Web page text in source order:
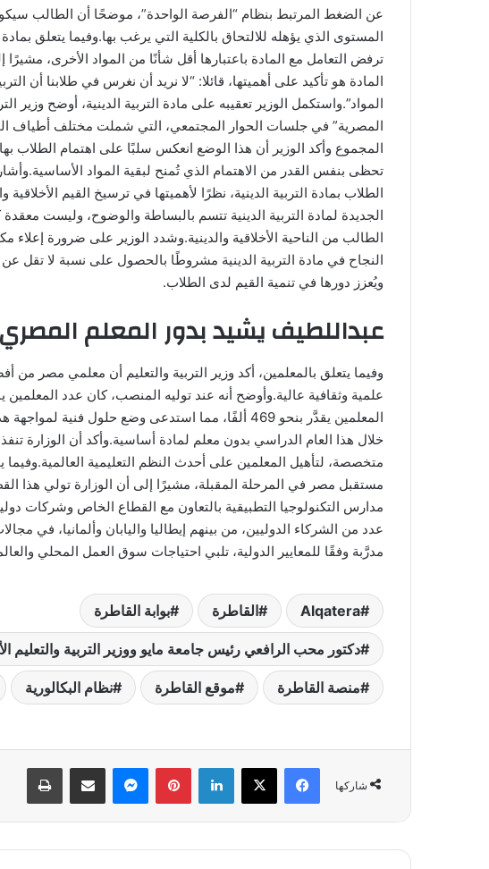
عن الضغط المرتبط بنظام “الفرصة الواحدة”، موضحًا أن الطالب
المستوى الذي يؤهله للالتحاق بالكلية التي يرغب بها.وفيما يتعلق بمادة
المادة هو تأكيد على أهميتها، قائلا: “لا نريد أن نغرس في طلابنا أن
المواد”.واستكمل الوزير تعقيبه على مادة التربية الدينية، أوضح وزير
المصرية” في جلسات الحوار المجتمعي، التي شملت مختلف أطياف
المجموع وأكد الوزير أن هذا الوضع انعكس سلبًا على اهتمام الطلاب بها،
تحظى بنفس القدر من الاهتمام الذي تُمنح لبقية المواد
الطلاب بمادة التربية الدينية، نظرًا لأهميتها في ترسيخ القيم
الجديدة لمادة التربية الدينية تتسم بالبساطة والوضوح، وليست
الطالب من الناحية الأخلاقية والدينية.وشدد الوزير على ضرورة إعلاء
ويُعزز دورها في تنمية القيم لدى الطلاب.
عبداللطيف يشيد بدور المعلم المصري
وفيما يتعلق بالمعلمين، أكد وزير التربية والتعليم أن معلمي مصر
المعلمين يقدَّر بنحو 469 ألفًا، مما استدعى وضع حلول
خلال هذا العام الدراسي بدون معلم لمادة أساسية.وأكد أن الوزارة
متخصصة، لتأهيل المعلمين على أحدث النظم التعليمية العالمية.وفيما
مستقبل مصر في المرحلة المقبلة، مشيرًا إلى أن الوزارة تولي هذا
مدارس التكنولوجيا التطبيقية بالتعاون مع القطاع الخاص وشركات
عدد من الشركاء الدوليين، من بينهم إيطاليا واليابان وألمانيا، في
مدرَّبة وفقًا للمعايير الدولية، تلبي احتياجات سوق العمل المحلي
Alqatera القاطرة بوابة القاطرة
دكتور محب الرافعي رئيس جامعة مايو ووزير التربية والتعليم
منصة القاطرة موقع القاطرة نظام البكالورية
شاركها
فيسبوك ‫X لينكدإن بينتيريستماسنجر مشاركة عبر البريد طباعة